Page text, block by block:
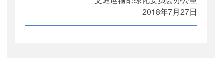
2018年7月27日